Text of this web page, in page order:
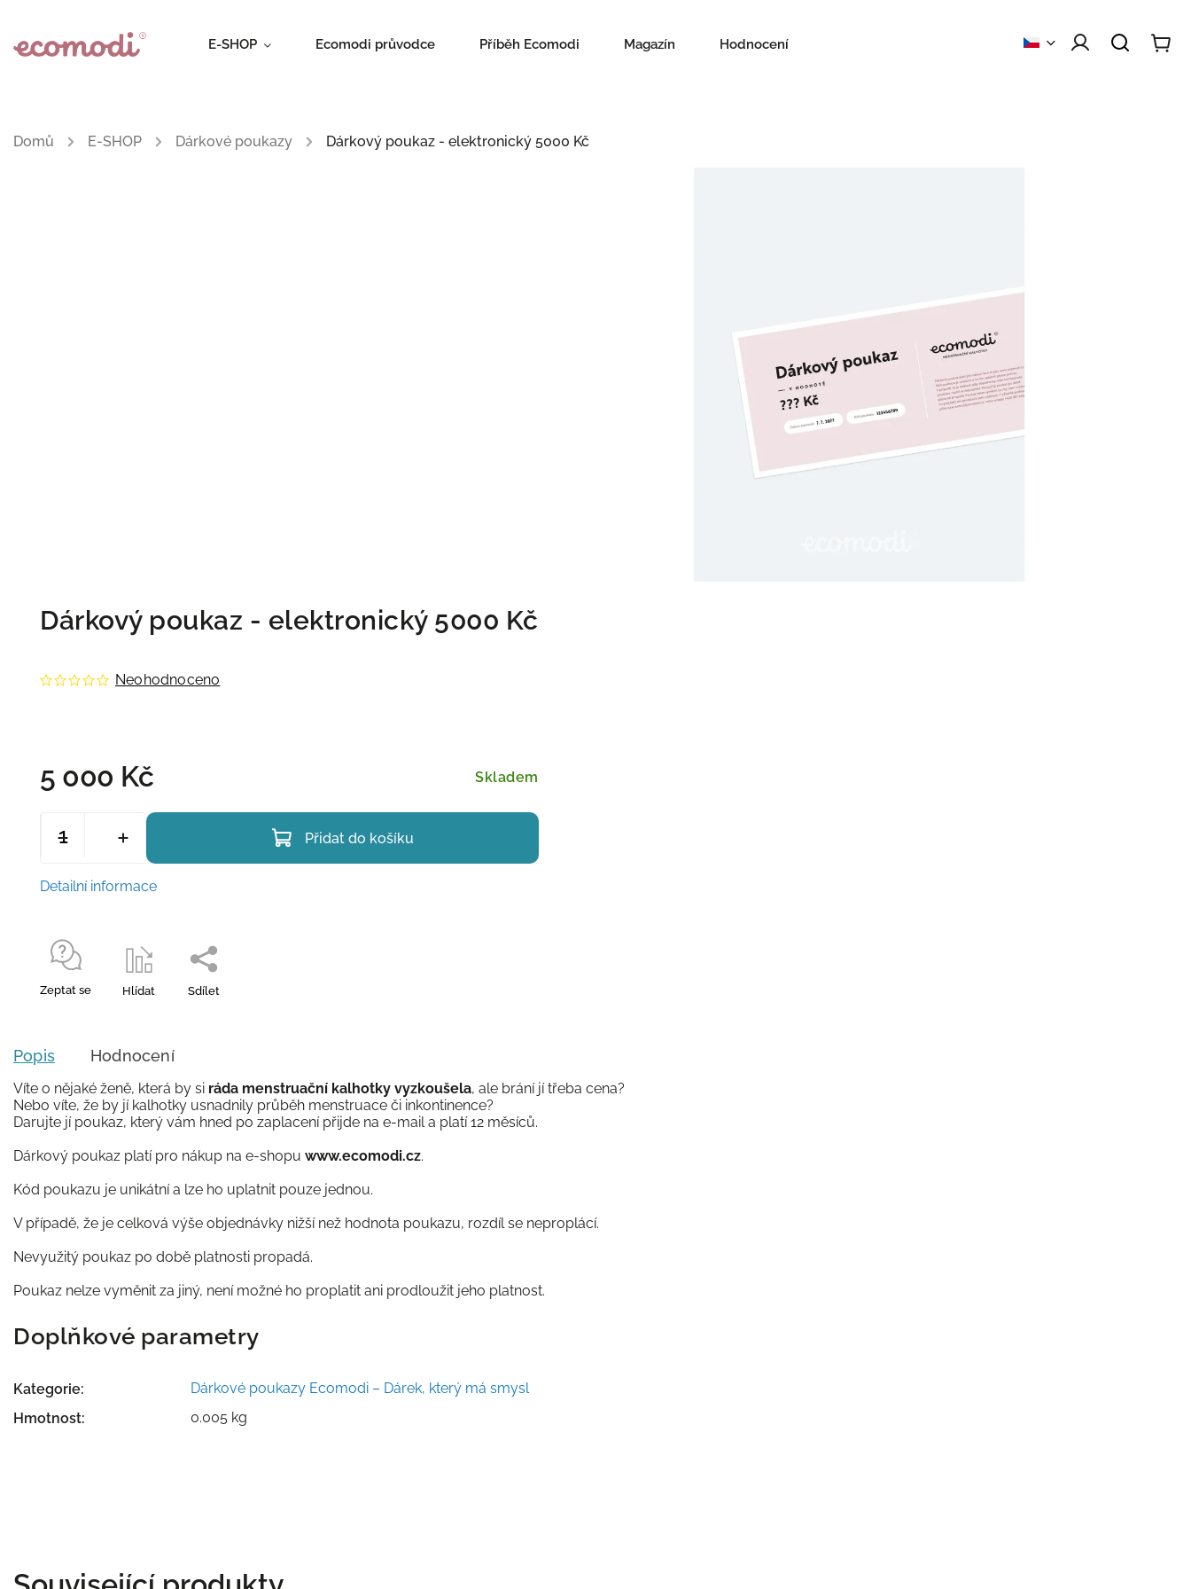
E-SHOP Ecomodi průvodce Příběh Ecomodi Magazín Hodnocení obchodu
Domů / E-SHOP / Dárkové poukazy / Dárkový poukaz - elektronický 5000 Kč
Dárkový poukaz - elektronický 5000 Kč
Neohodnoceno
5 000 Kč Skladem
Přidat do košíku
Detailní informace
Zeptat se Hlídat Sdílet
Popis Hodnocení
Víte o nějaké ženě, která by si ráda menstruační kalhotky vyzkoušela, ale brání jí třeba cena?
Nebo víte, že by jí kalhotky usnadnily průběh menstruace či inkontinence?
Darujte jí poukaz, který vám hned po zaplacení přijde na e-mail a platí 12 měsíců.
Dárkový poukaz platí pro nákup na e-shopu www.ecomodi.cz.
Kód poukazu je unikátní a lze ho uplatnit pouze jednou.
V případě, že je celková výše objednávky nižší než hodnota poukazu, rozdíl se neproplácí.
Nevyužitý poukaz po době platnosti propadá.
Poukaz nelze vyměnit za jiný, není možné ho proplatit ani prodloužit jeho platnost.
Doplňkové parametry
Kategorie:
Dárkové poukazy Ecomodi – Dárek, který má smysl
Hmotnost: 0.005 kg